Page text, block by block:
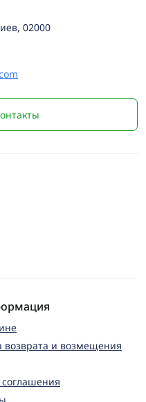
02000
возврата и возмещения